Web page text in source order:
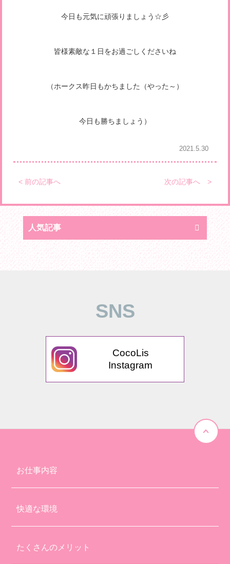
今日も元気に頑張りましょう☆彡
皆様素敵な１日をお過ごしくださいね
（ホークス昨日もかちました（やった～）
今日も勝ちましょう）
2021.5.30
< 前の記事へ 次の記事へ >
人気記事
SNS
CocoLis
Instagram
お仕事内容
快適な環境
たくさんのメリット